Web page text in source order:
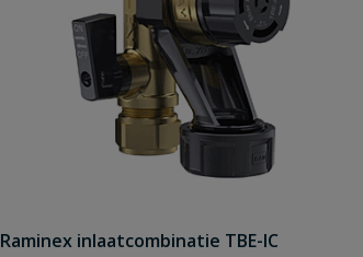
Raminex inlaatcombinatie TBE-IC